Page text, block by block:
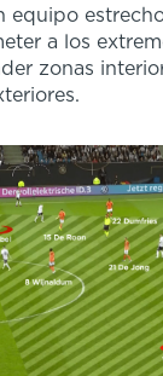
equipo
a los
zonas